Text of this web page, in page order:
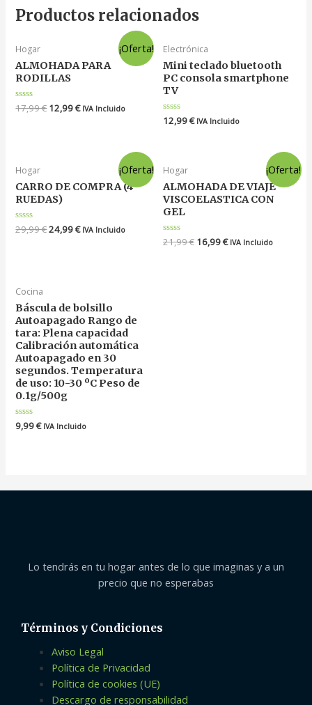
Productos relacionados
¡Oferta!
Hogar
ALMOHADA PARA
RODILLAS
Valorado
17,99€12,99€ IVA Incluido
Electrónica
Mini teclado bluetooth
PC consola smartphone
TV
Valorado
12,99€ IVA Incluido
¡Oferta!
Hogar
CARRO DE COMPRA (4
RUEDAS)
Valorado
29,99€24,99€ IVA Incluido
¡Oferta!
Hogar
ALMOHADA DE VIAJE
VISCOELASTICA CON
GEL
Valorado
21,99€ 16,99€ IVA Incluido
Cocina
Báscula de bolsillo
Autoapagado Rango de
tara: Plena capacidad
Calibración automática
Autoapagado en 30
segundos. Temperatura
de uso: 10-30 ºC Peso de
0.1g/500g
Valorado
en
9,99€ IVA Incluido
Lo tendrás en tu hogar antes de lo que imaginas y a un
precio que no esperabas
Términos y Condiciones
Aviso Legal
Política de Privacidad
Política de cookies (UE)
Descargo de responsabilidad